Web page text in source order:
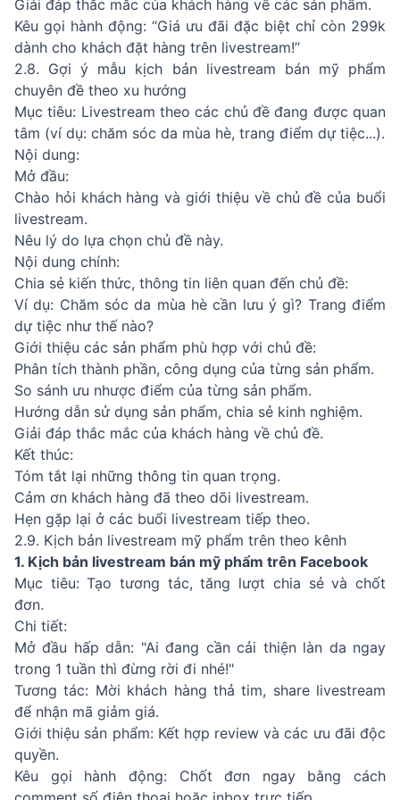
Giải đáp thắc mắc của khách hàng về các sản phẩm.
Kêu gọi hành động: “Giá ưu đãi đặc biệt chỉ còn 299k
dành cho khách đặt hàng trên livestream!”
2.8. Gợi ý mẫu kịch bản livestream bán mỹ phẩm
chuyên đề theo xu hướng
Mục tiêu: Livestream theo các chủ đề đang được quan
tâm (ví dụ: chăm sóc da mùa hè, trang điểm dự tiệc...).
Nội dung:
Mở đầu:
Chào hỏi khách hàng và giới thiệu về chủ đề của buổi
livestream.
Nêu lý do lựa chọn chủ đề này.
Nội dung chính:
Chia sẻ kiến thức, thông tin liên quan đến chủ đề:
Ví dụ: Chăm sóc da mùa hè cần lưu ý gì? Trang điểm
dự tiệc như thế nào?
Giới thiệu các sản phẩm phù hợp với chủ đề:
Phân tích thành phần, công dụng của từng sản phẩm.
So sánh ưu nhược điểm của từng sản phẩm.
Hướng dẫn sử dụng sản phẩm, chia sẻ kinh nghiệm.
Giải đáp thắc mắc của khách hàng về chủ đề.
Kết thúc:
Tóm tắt lại những thông tin quan trọng.
Cảm ơn khách hàng đã theo dõi livestream.
Hẹn gặp lại ở các buổi livestream tiếp theo.
2.9. Kịch bản livestream mỹ phẩm trên theo kênh
1. Kịch bản livestream bán mỹ phẩm trên Facebook
Mục tiêu: Tạo tương tác, tăng lượt chia sẻ và chốt
đơn.
Chi tiết:
Mở đầu hấp dẫn: "Ai đang cần cải thiện làn da ngay
trong 1 tuần thì đừng rời đi nhé!"
Tương tác: Mời khách hàng thả tim, share livestream
để nhận mã giảm giá.
Giới thiệu sản phẩm: Kết hợp review và các ưu đãi độc
quyền.
Kêu gọi hành động: Chốt đơn ngay bằng cách